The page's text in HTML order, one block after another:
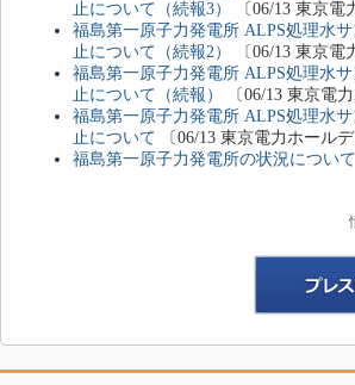
止について（続報3）
〔06/13 東京電
福島第一原子力発電所 ALPS処理水
止について（続報2）
〔06/13 東京電
福島第一原子力発電所 ALPS処理水
止について（続報）
〔06/13 東京電
福島第一原子力発電所 ALPS処理水
止について 〔06/13 東京電力ホールデ
福島第一原子力発電所の状況について